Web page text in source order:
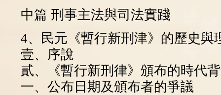
中篇 刑事主法與司法實踐
4、民元《暫行新刑津》的歷史與
壹、序說
貳、《暫行新刑律》頒布的時代
一、公布日期及頒布者的爭議